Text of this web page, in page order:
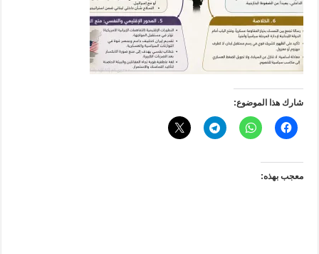
شارك هذا الموضوع:
معجب بهذه: